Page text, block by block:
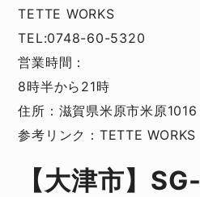
TETTE WORKS
TEL:0748-60-5320
営業時間：
8時半から21時
住所：滋賀県米原市米原1016
参考リンク： TETTE WORKS
【大津市】SG-